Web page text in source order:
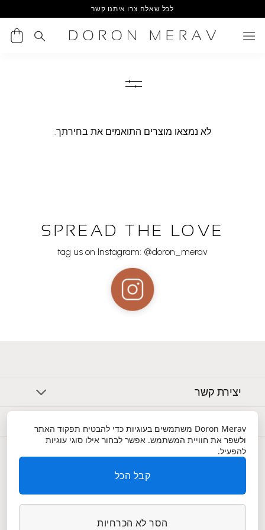
to
content
לכל שאלה צרו איתנו קשר
לא נמצאו מוצרים התואמים את בחירתך.
SPREAD THE LOVE
tag us on Instagram: @doron_merav
יצירת קשר
שירות לקוחות
Doron Merav משתמשים בעוגיות כדי להבטיח תפקוד האתר
ולשפר את חוויית המשתמש. אפשר לבחור אילו סוגי עוגיות
להפעיל.
קבל הכל
הסר לא הכרחיות